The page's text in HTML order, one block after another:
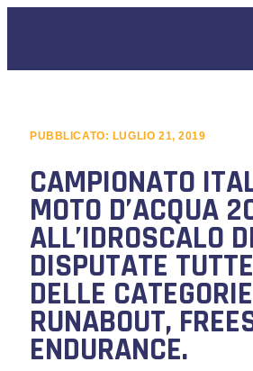
PUBBLICATO: LUGLIO 21, 2019
CAMPIONATO
MOTO D’ACQUA
ALL’IDROSCALO
DISPUTATE
DELLE
RUNABOUT,
ENDURANCE.